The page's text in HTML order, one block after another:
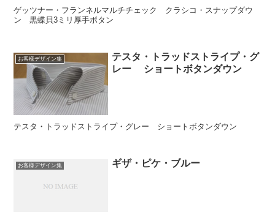
ゲッツナー・フランネルマルチチェック クラシコ・スナップダウ
ン 黒蝶貝3ミリ厚手ボタン
お客様デザイン集
テスタ・トラッドストライプ・グ
レー ショートボタンダウン
テスタ・トラッドストライプ・グレー ショートボタンダウン
お客様デザイン集 ギザ・ピケ・ブルー